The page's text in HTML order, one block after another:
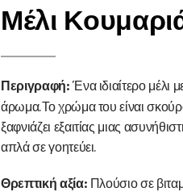
Μέλι
Περιγραφή:Ένα ιδιαίτερο μέλι
άρωμα.Το χρώμα του είναι
ξαφνιάζει εξαιτίας μιας
απλά σε γοητεύει.
Θρεπτική αξία: Πλούσιο σε